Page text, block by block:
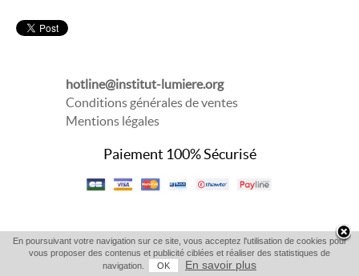
hotline@institut-lumiere.org
Conditions générales de ventes
Mentions légales
Paiement 100% Sécurisé
En poursuivant votre navigation sur ce site, vous acceptez l'utilisation de cookies pour
vous proposer des contenus et publicité ciblées et réaliser des statistiques de
navigation.
OK En savoir plus